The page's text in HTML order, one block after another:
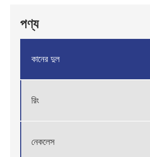
পণ্য
কানের দুল
রিং
নেকলেস